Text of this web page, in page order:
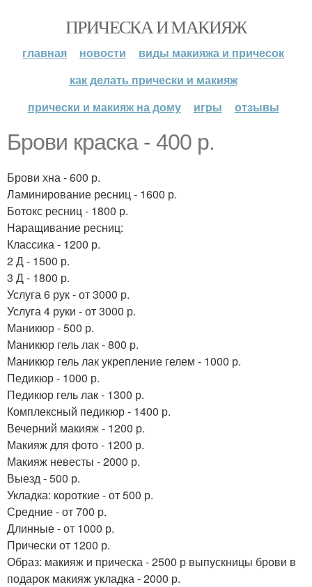
ПРИЧЕСКА И МАКИЯЖ
главная новости
виды макияжа и причесок
как делать прически и макияж
прически и макияж на дому
игры отзывы
Брови краска - 400 р.
Брови хна - 600 р.
Ламинирование ресниц - 1600 р.
Ботокс ресниц - 1800 р.
Наращивание ресниц:
Классика - 1200 р.
2 Д - 1500 р.
3 Д - 1800 р.
Услуга 6 рук - от 3000 р.
Услуга 4 руки - от 3000 р.
Маникюр - 500 р.
Маникюр гель лак - 800 р.
Маникюр гель лак укрепление гелем - 1000 р.
Педикюр - 1000 р.
Педикюр гель лак - 1300 р.
Комплексный педикюр - 1400 р.
Вечерний макияж - 1200 р.
Макияж для фото - 1200 р.
Макияж невесты - 2000 р.
Выезд - 500 р.
Укладка: короткие - от 500 р.
Средние - от 700 р.
Длинные - от 1000 р.
Прически от 1200 р.
Образ: макияж и прическа - 2500 р выпускницы брови в
подарок макияж укладка - 2000 р.